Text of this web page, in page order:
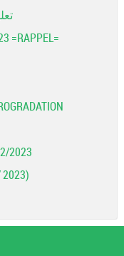
=RAPPEL=
2023
2023)